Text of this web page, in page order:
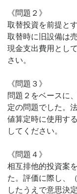
《問題２》
取替投資を前提と
取替時に旧設備は
現金支出費用とし
さい。
《問題３》
問題２をベースに
定の問題でした。
値算定時に使用す
してください。
《問題４》
相互排他的投資案
た。評価に際し、
したうえで意思決